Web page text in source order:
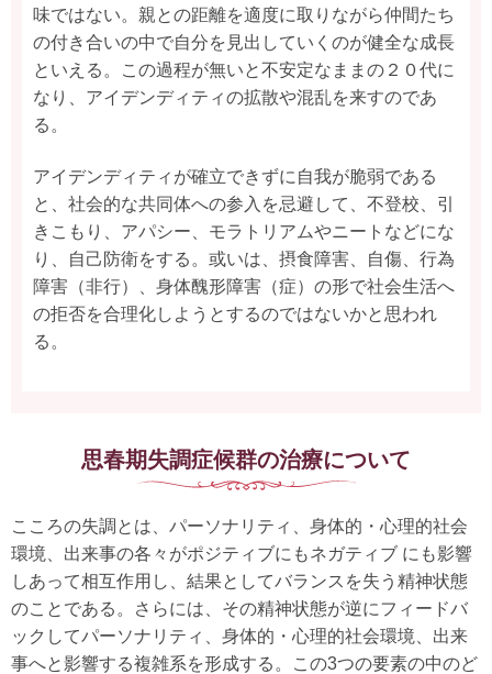
味ではない。親との距離を適度に取りながら仲間たち
の付き合いの中で自分を見出していくのが健全な成長
といえる。この過程が無いと不安定なままの２０代に
なり、アイデンディティの拡散や混乱を来すのであ
る。
アイデンディティが確立できずに自我が脆弱である
と、社会的な共同体への参入を忌避して、不登校、引
きこもり、アパシー、モラトリアムやニートなどにな
り、自己防衛をする。或いは、摂食障害、自傷、行為
障害（非行）、身体醜形障害（症）の形で社会生活へ
の拒否を合理化しようとするのではないかと思われ
る。
思春期失調症候群の治療について
こころの失調とは、パーソナリティ、身体的・心理的社会
環境、出来事の各々がポジティブにもネガティブ にも影響
しあって相互作用し、結果としてバランスを失う精神状態
のことである。さらには、その精神状態が逆にフィードバ
ックしてパーソナリティ、身体的・心理的社会環境、出来
事へと影響する複雑系を形成する。この3つの要素の中のど